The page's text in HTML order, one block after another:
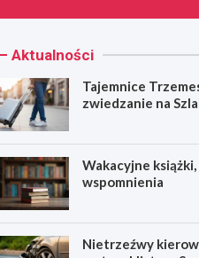
Aktualności
Tajemnice
zwiedzanie na
Wakacyjne
wspomnienia
Nietrzeźwy